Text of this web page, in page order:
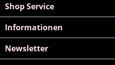
Shop Service
Informationen
Newsletter